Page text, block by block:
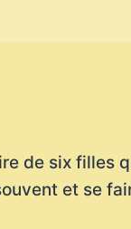
de six filles
et se